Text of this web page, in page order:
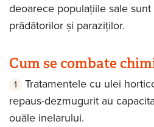
deoarece populațiile sale
prădătorilor și paraziților.
Cum se combate
Tratamentele cu ulei
repaus-dezmugurit au
ouăle inelarului.